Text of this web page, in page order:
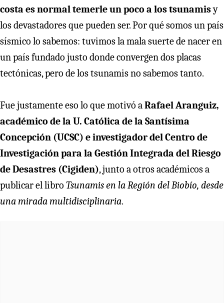
costa es normal temerle un poco a los tsunamisy
los devastadores que pueden ser. Por qué somos un país
sísmico lo sabemos: tuvimos la mala suerte de nacer en
un país fundado justo donde convergen dos placas
tectónicas, pero de los tsunamis no sabemos tanto.
Fue justamente eso lo que motivó aRafael Aranguiz,
académico de la U. Católica de la Santísima
Concepción (UCSC) e investigador del Centro de
Investigación para la Gestión Integrada del Riesgo
de Desastres (Cigiden), junto a otros académicos a
publicar el libro Tsunamis en la Región del Biobío, desde
una mirada multidisciplinaria.